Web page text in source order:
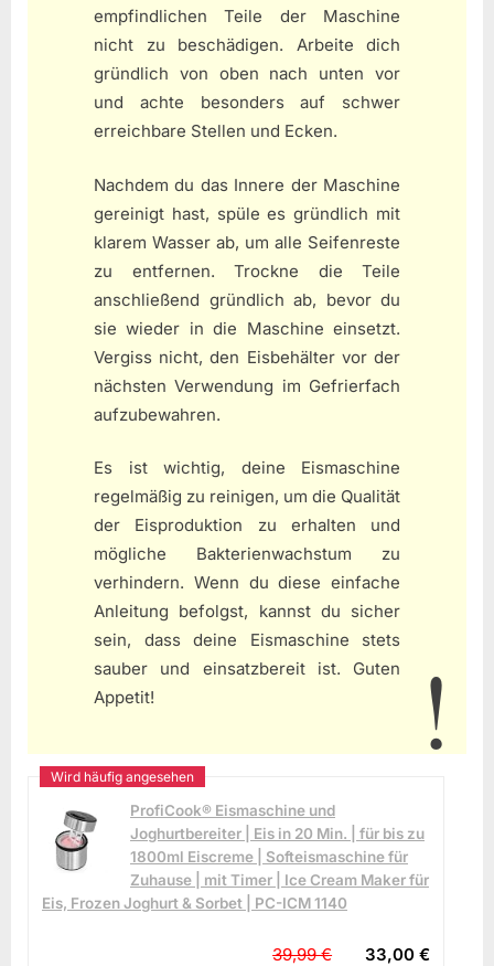
empfindlichen Teile der Maschine
nicht zu beschädigen. Arbeite dich
gründlich von oben nach unten vor
und achte besonders auf schwer
erreichbare Stellen und Ecken.
Nachdem du das Innere der Maschine
gereinigt hast, spüle es gründlich mit
klarem Wasser ab, um alle Seifenreste
zu entfernen. Trockne die Teile
anschließend gründlich ab, bevor du
sie wieder in die Maschine einsetzt.
Vergiss nicht, den Eisbehälter vor der
nächsten Verwendung im Gefrierfach
aufzubewahren.
Es ist wichtig, deine Eismaschine
regelmäßig zu reinigen, um die Qualität
der Eisproduktion zu erhalten und
mögliche Bakterienwachstum zu
verhindern. Wenn du diese einfache
Anleitung befolgst, kannst du sicher
sein, dass deine Eismaschine stets
sauber und einsatzbereit ist. Guten
Appetit!
ProfiCook® Eismaschine und
Joghurtbereiter | Eis in 20 Min. | für bis zu
1800ml Eiscreme | Softeismaschine für
Zuhause | mit Timer | Ice Cream Maker für
Eis, Frozen Joghurt & Sorbet | PC-ICM 1140
33,00 €
39,99 €